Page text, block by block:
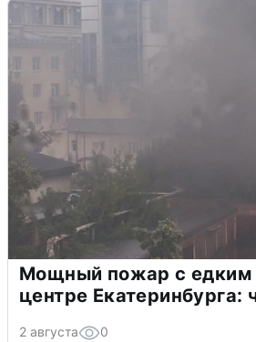
Мощный пожар с
центре Екатеринбурга:
2 августа 0